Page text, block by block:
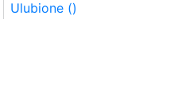
Ulubione ()